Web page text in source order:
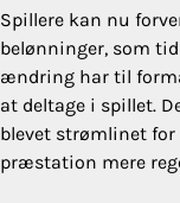
Spillere kan nu
belønninger, som
ændring har til
at deltage i spillet.
blevet strømlinet for
præstation mere